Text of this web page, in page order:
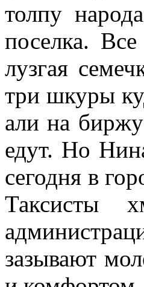
толпу
поселка.
лузгая
три шкуры
али на
едут. Но
сегодня в
Таксисты
зазывают